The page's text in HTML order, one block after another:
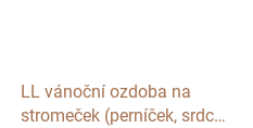
LL vánoční ozdoba na
stromeček (perníček, srdce,